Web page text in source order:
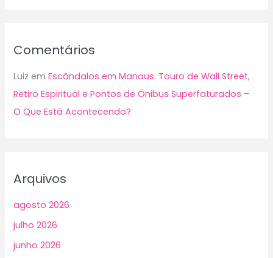
Comentários
Luiz emEscândalos em Manaus: Touro de Wall Street,
Retiro Espiritual e Pontos de Ônibus Superfaturados –
O Que Está Acontecendo?
Arquivos
agosto 2026
julho 2026
junho 2026